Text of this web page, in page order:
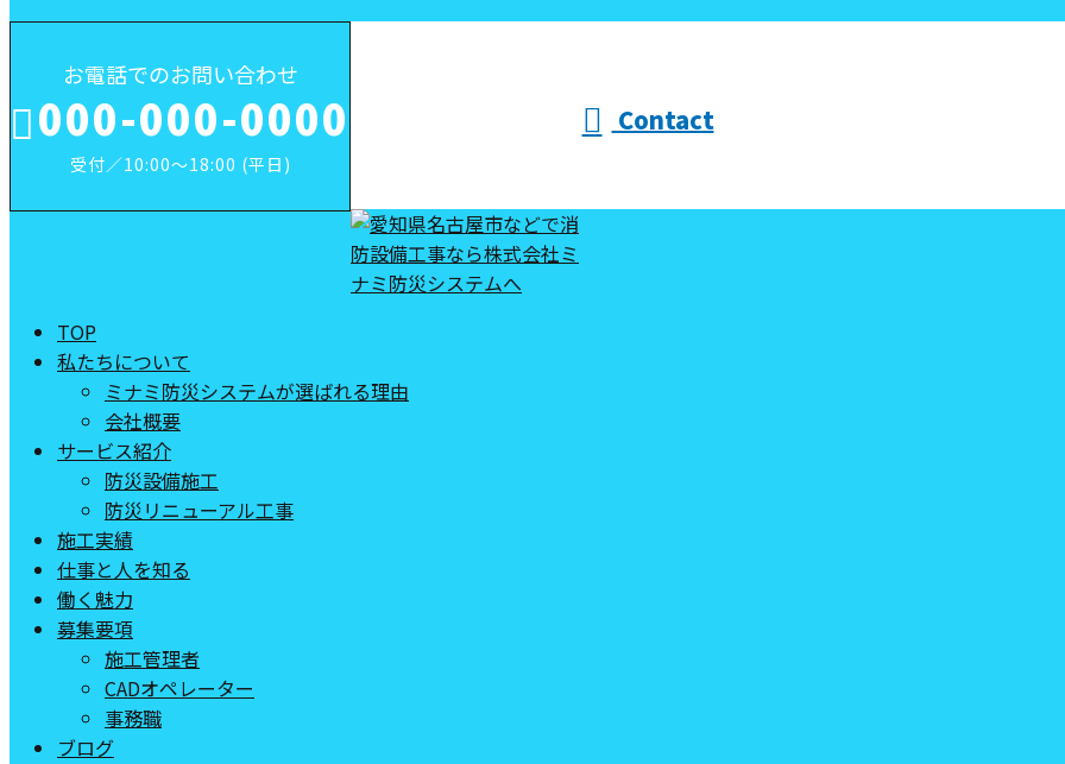
お電話でのお問い合わせ
000-000-0000
受付／10:00～18:00 (平日)
Contact
TOP
私たちについて
ミナミ防災システムが選ばれる理由
会社概要
サービス紹介
防災設備施工
防災リニューアル工事
施工実績
仕事と人を知る
働く魅力
募集要項
施工管理者
CADオペレーター
事務職
ブログ